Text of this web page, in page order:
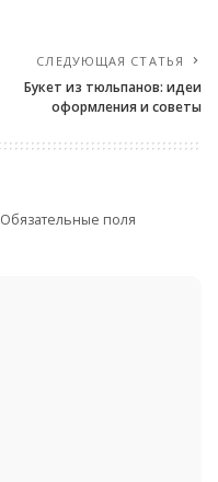
СЛЕДУЮЩАЯ СТАТЬЯ
Букет из тюльпанов: идеи
оформления и советы
Обязательные поля